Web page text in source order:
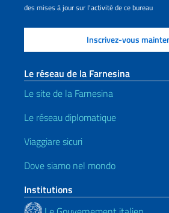
des mises à jour sur l'activité de ce bureau
Le réseau de la Farnesina
Le site de la Farnesina
Le réseau diplomatique
Viaggiare sicuri
Dove siamo nel mondo
Institutions